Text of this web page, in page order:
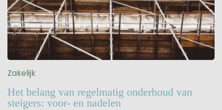
Zakelijk
Het belang van regelmatig onderhoud van
steigers: voor- en nadelen